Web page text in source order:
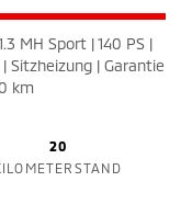
MH Sport | 140 PS |
Sitzheizung | Garantie
km
20